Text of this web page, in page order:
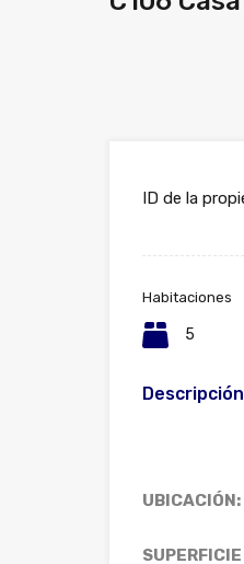
ID de la
Habitaciones
5
Descripción
UBICACIÓN: